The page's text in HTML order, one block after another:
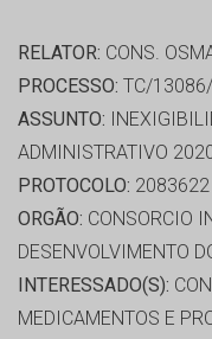
RELATOR: CONS.
PROCESSO: TC/
ASSUNTO:
ADMINISTRATIVO
PROTOCOLO: 2083622
ORGÃO: CONSORCIO
DESENVOLVIMENTO
INTERESSADO(S):
MEDICAMENTOS E